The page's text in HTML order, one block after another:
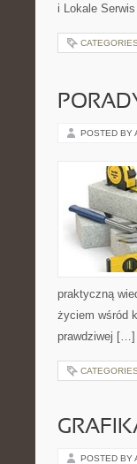
i Lokale
POSTED BY
praktyczną
życiem wśród
prawdziwej […]
POSTED BY